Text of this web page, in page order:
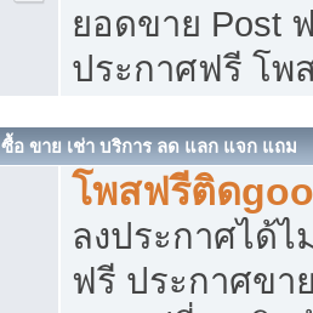
ยอดขาย Post
ประกาศฟรี โพ
ซื้อ ขาย เช่า บริการ ลด แลก แจก แถม
โพสฟรีติด
ลงประกาศได้
ฟรี ประกาศข